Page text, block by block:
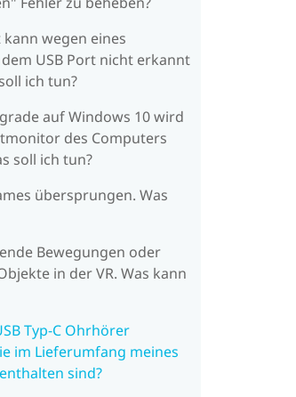
wegen eines
USB Port nicht erkannt
ich tun?
auf Windows 10 wird
des Computers
soll ich tun?
übersprungen. Was
Bewegungen oder
in der VR. Was kann
Typ-C Ohrhörer
im Lieferumfang meines
sind?